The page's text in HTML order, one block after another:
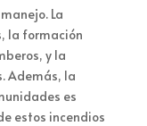
La
la formación
y la
Además, la
es
estos incendios